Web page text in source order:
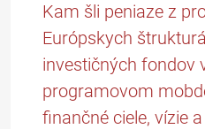
Kam šli peniaze z
Európskych
investičných fondov
programovom
finančné ciele, vízie